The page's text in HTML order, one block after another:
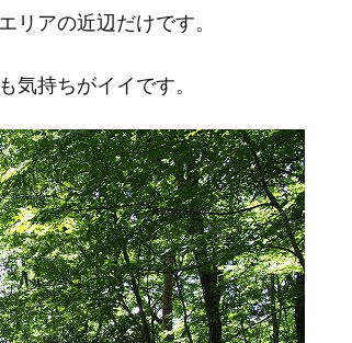
リアの近辺だけです。
気持ちがイイです。